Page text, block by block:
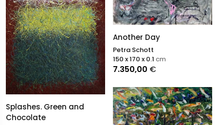
Splashes. Green and
Chocolate
Another Day
Petra Schott
7.350,00 €
150 x 170 x 0.1 cm